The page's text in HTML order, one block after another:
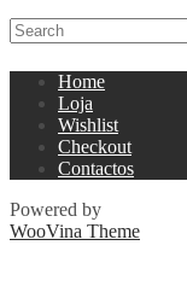
Home
Loja
Wishlist
Checkout
Contactos
Powered by
WooVina Theme